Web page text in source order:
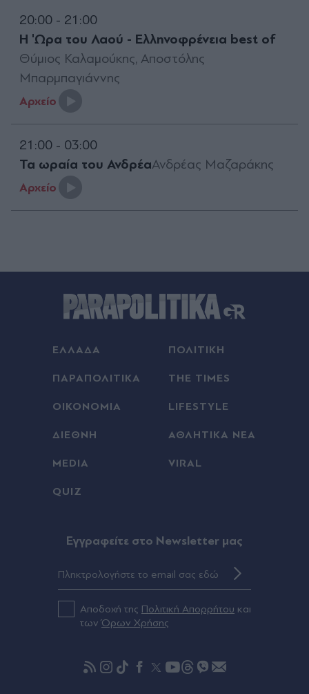
20:00 - 21:00
Η 'Ωρα του Λαού - Ελληνοφρένεια best of
Θύμιος Καλαμούκης, Αποστόλης
Μπαρμπαγιάννης
Aρχείο
21:00 - 03:00
Τα ωραία του ΑνδρέαΑνδρέας Μαζαράκης
Aρχείο
ΕΛΛΑΔΑ ΠΟΛΙΤΙΚΗ
ΠΑΡΑΠΟΛΙΤΙΚΑ THE TIMES
ΟΙΚΟΝΟΜΙΑ LIFESTYLE
ΔΙΕΘΝΗ ΑΘΛΗΤΙΚΑ ΝΕΑ
MEDIA VIRAL
QUIZ
Eγγραφείτε στο Newsletter μας
Αποδοχή της Πολιτική Απορρήτου και
τωνΌρων Χρήσης